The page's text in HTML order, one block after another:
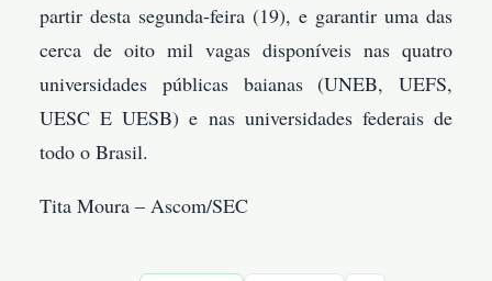
partir desta segunda-feira (19), e garantir uma das
cerca de oito mil vagas disponíveis nas quatro
universidades públicas baianas (UNEB, UEFS,
UESC E UESB) e nas universidades federais de
todo o Brasil.
Tita Moura – Ascom/SEC